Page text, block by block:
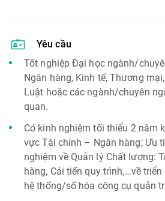
Yêu cầu
Tốt nghiệp Đại học ngành/
Ngân hàng, Kinh tế, Thương
Luật hoặc các ngành/chuyên
quan.
Có kinh nghiệm tối thiểu 2 năm
vực Tài chính – Ngân hàng; Ưu
nghiệm về Quản lý Chất lượng:
hàng, Cải tiến quy trình,…về
hệ thống/số hóa công cụ quản